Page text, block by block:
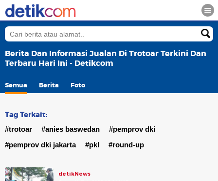
Berita Dan Informasi Jualan Di Trotoar Terkini Dan
Terbaru Hari Ini - Detikcom
Semua Berita Foto
Tag Terkait:
#trotoar #anies baswedan
#pemprov dki
#pemprov dki jakarta
#pkl #round-up
detikNews